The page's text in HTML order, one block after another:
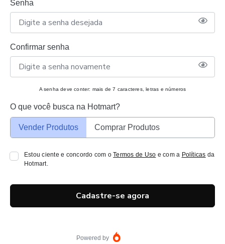
Senha
Confirmar senha
A senha deve conter: mais de 7 caracteres, letras e números
O que você busca na Hotmart?
Vender Produtos Comprar Produtos
Estou ciente e concordo com oTermos de Uso e com a Políticas da
Hotmart.
Cadastre-se agora
Powered by